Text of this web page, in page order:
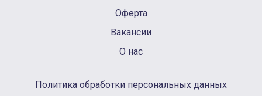
Оферта
Вакансии
О нас
Политика обработки персональных данных